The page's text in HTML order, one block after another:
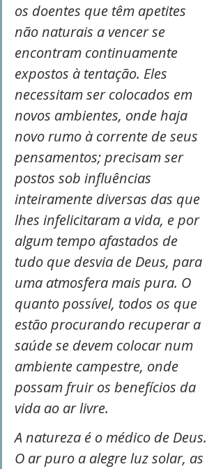
os doentes que têm apetites
não naturais a vencer se
encontram continuamente
expostos à tentação. Eles
necessitam ser colocados em
novos ambientes, onde haja
novo rumo à corrente de seus
pensamentos; precisam ser
postos sob influências
inteiramente diversas das que
lhes infelicitaram a vida, e por
algum tempo afastados de
tudo que desvia de Deus, para
uma atmosfera mais pura. O
quanto possível, todos os que
estão procurando recuperar a
saúde se devem colocar num
ambiente campestre, onde
possam fruir os benefícios da
vida ao ar livre.
A natureza é o médico de Deus.
O ar puro a alegre luz solar, as